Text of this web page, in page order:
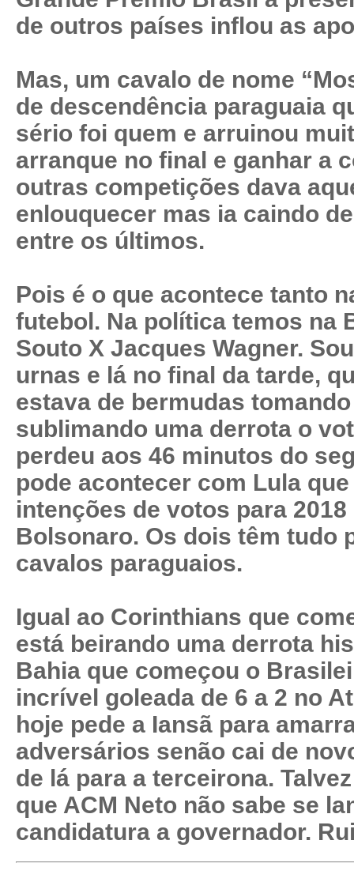
de outros países inflou as
Mas, um cavalo de nome
de descendência paraguaia
sério foi quem e arruinou
arranque no final e ganhar a
outras competições dava
enlouquecer mas ia caindo
entre os últimos.
Pois é o que acontece tanto
futebol. Na política temos na
Souto X Jacques Wagner.
urnas e lá no final da tarde,
estava de bermudas
sublimando uma derrota o
perdeu aos 46 minutos do
pode acontecer com Lula
intenções de votos para
Bolsonaro. Os dois têm tudo
cavalos paraguaios.
Igual ao Corinthians que
está beirando uma derrota
Bahia que começou o
incrível goleada de 6 a 2 no
hoje pede a Iansã para
adversários senão cai de
de lá para a terceirona.
que ACM Neto não sabe se
candidatura a governador.